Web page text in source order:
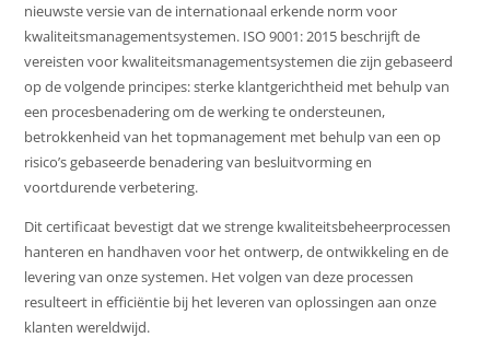
nieuwste versie van de internationaal erkende norm voor
kwaliteitsmanagementsystemen. ISO 9001: 2015 beschrijft de
vereisten voor kwaliteitsmanagementsystemen die zijn gebaseerd
op de volgende principes: sterke klantgerichtheid met behulp van
een procesbenadering om de werking te ondersteunen,
betrokkenheid van het topmanagement met behulp van een op
risico’s gebaseerde benadering van besluitvorming en
voortdurende verbetering.
Dit certificaat bevestigt dat we strenge kwaliteitsbeheerprocessen
hanteren en handhaven voor het ontwerp, de ontwikkeling en de
levering van onze systemen. Het volgen van deze processen
resulteert in efficiëntie bij het leveren van oplossingen aan onze
klanten wereldwijd.